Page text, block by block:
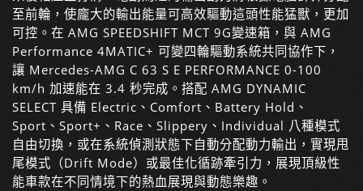
至前輪，使龐大的輸出能量可高效驅動這頭性能猛獸，更加
可控。在 AMG SPEEDSHIFT MCT 9G變速箱，與 AMG
Performance 4MATIC+ 可變四輪驅動系統共同協作下，
讓 Mercedes-AMG C 63 S E PERFORMANCE 0-100
km/h 加速能在 3.4 秒完成。搭配 AMG DYNAMIC
SELECT 具備 Electric、Comfort、Battery Hold、
Sport、Sport+、Race、Slippery、Individual 八種模式
自由切換，或在系統偵測狀態下自動分配動力輸出，實現甩
尾模式（Drift Mode）或最佳化循跡牽引力，展現頂級性
能車款在不同情境下的熱血展現與動態樂趣。